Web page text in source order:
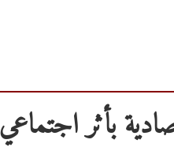
بأثر اجتماعي